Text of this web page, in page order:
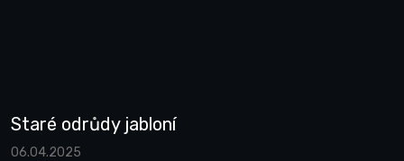
Staré odrůdy jabloní
06.04.2025